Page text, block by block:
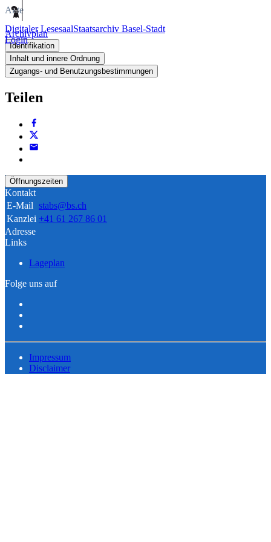
Digitaler LesesaalStaatsarchiv Basel-Stadt
Login
Akte
Archivplan
Identifikation
Inhalt und innere Ordnung
Zugangs- und Benutzungsbestimmungen
Teilen
Öffnungszeiten
Kontakt
E-Mail stabs@bs.ch
Kanzlei +41 61 267 86 01
Adresse
Links
Lageplan
Folge uns auf
Impressum
Disclaimer